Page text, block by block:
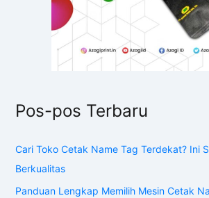
Pos-pos Terbaru
Cari Toko Cetak Name Tag Terdekat? Ini
Berkualitas
Panduan Lengkap Memilih Mesin Cetak